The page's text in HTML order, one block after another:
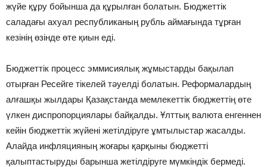
жүйе құру бойынша да құрылған болатын. Бюджеттік
саладағы ахуал республиканың рубль аймағында тұрған
кезінің өзінде өте қиын еді.
Бюджеттік процесс эммисиялық жұмыстарды бақылап
отырған Ресейге тікелей тәуелді болатын. Реформалардың
алғашқы жылдары Қазақстанда мемлекеттік бюджеттің өте
үлкен диспропорциялары байқалды. Ұлттық валюта енгеннен
кейін бюджеттік жүйені жетілдіруге ұмтылыстар жасалды.
Алайда инфляцияның жоғары қарқыны бюджетті
қалыптастыруды барынша жетілдіруге мүмкіндік бермеді.